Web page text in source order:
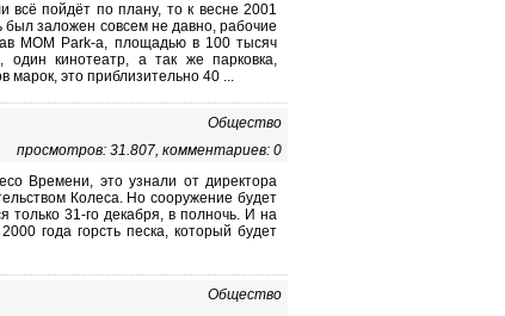
всё пойдёт по плану, то к весне 2001
был заложен совсем не давно, рабочие
МОМ Park-а, площадью в 100 тысяч
один кинотеатр, а так же парковка,
марок, это приблизительно 40 ...
Общество
просмотров: 31.807, комментариев: 0
Времени, это узнали от директора
Колеса. Но сооружение будет
только 31-го декабря, в полночь. И на
года горсть песка, который будет
Общество